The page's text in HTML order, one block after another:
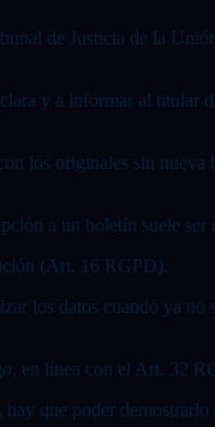
de Justicia de la
y a informar al
los originales sin nueva
a un boletín suele
(Art. 16 RGPD).
los datos cuando ya no
en línea con el Art. 32
que poder